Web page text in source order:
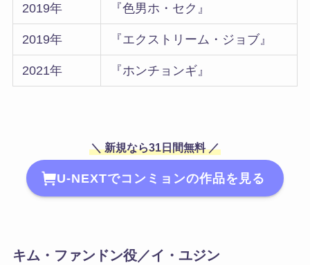
2019年 『色男ホ・セク』
2019年 『エクストリーム・ジョブ』
2021年 『ホンチョンギ』
＼ 新規なら31日間無料 ／
U-NEXTでコンミョンの作品を見る
キム・ファンドン役／イ・ユジン